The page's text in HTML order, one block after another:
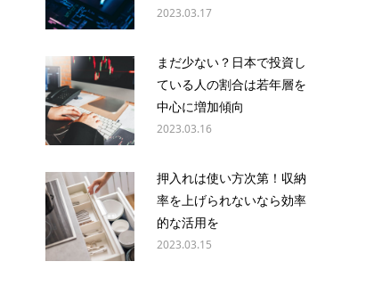
2023.03.17
まだ少ない？日本で投資し
ている人の割合は若年層を
中心に増加傾向
2023.03.16
押入れは使い方次第！収納
率を上げられないなら効率
的な活用を
2023.03.15